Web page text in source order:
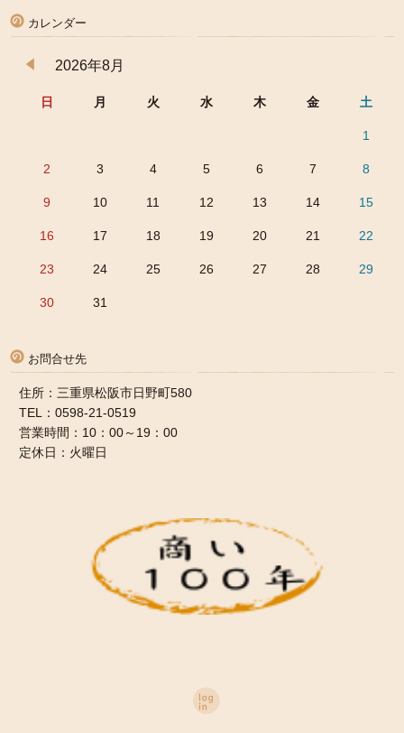
カレンダー
2026年8月
日 月 火 水 木 金 土
1
2 3 4 5 6 7 8
9 10 11 12 13 14 15
16 17 18 19 20 21 22
23 24 25 26 27 28 29
30 31
お問合せ先
住所：三重県松阪市日野町580
TEL：0598-21-0519
営業時間：10：00～19：00
定休日：火曜日